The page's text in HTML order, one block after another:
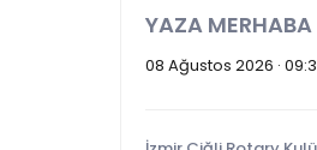
YAZA MERHABA
08 Ağustos 2026 ·